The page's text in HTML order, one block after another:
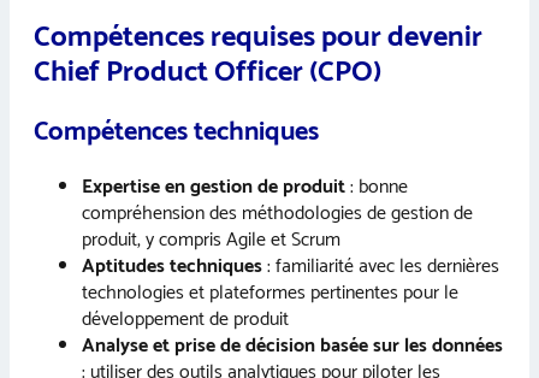
Compétences requises pour devenir
Chief Product Officer (CPO)
Compétences techniques
Expertise en gestion de produit: bonne
compréhension des méthodologies de gestion de
produit, y compris Agile et Scrum
Aptitudes techniques: familiarité avec les dernières
technologies et plateformes pertinentes pour le
développement de produit
Analyse et prise de décision basée sur les données